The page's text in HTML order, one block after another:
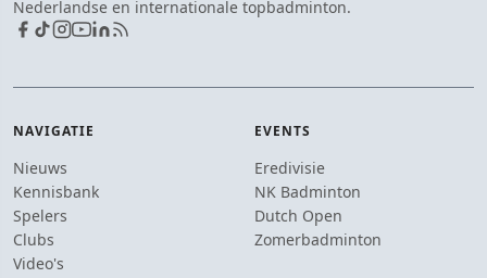
Nederlandse en internationale topbadminton.
NAVIGATIE
Nieuws
Kennisbank
Spelers
Clubs
Video's
EVENTS
Eredivisie
NK Badminton
Dutch Open
Zomerbadminton